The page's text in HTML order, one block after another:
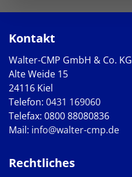
Kontakt
Walter-CMP GmbH & Co. KG
Alte Weide 15
24116 Kiel
Telefon: 0431 169060
Telefax: 0800 88080836
Mail: info@walter-cmp.de
Rechtliches